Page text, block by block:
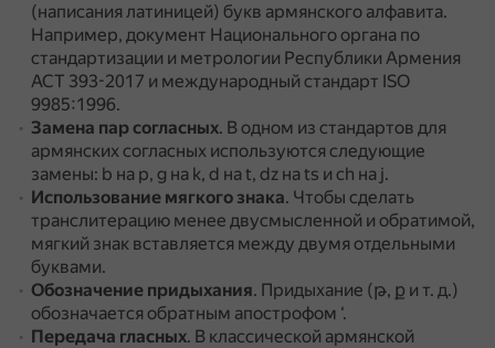
(написания латиницей) букв армянского алфавита.
Например, документ Национального органа по
стандартизации и метрологии Республики Армения
АСТ 393-2017 и международный стандарт ISO
9985:1996.
Замена пар согласных. В одном из стандартов для
армянских согласных используются следующие
замены: b на p, g на k, d на t, dz на ts и ch на j.
Использование мягкого знака. Чтобы сделать
транслитерацию менее двусмысленной и обратимой,
мягкий знак вставляется между двумя отдельными
буквами.
Обозначение придыхания. Придыхание (թ, ք и т. д.)
обозначается обратным апострофом ‘.
Передача гласных. В классической армянской